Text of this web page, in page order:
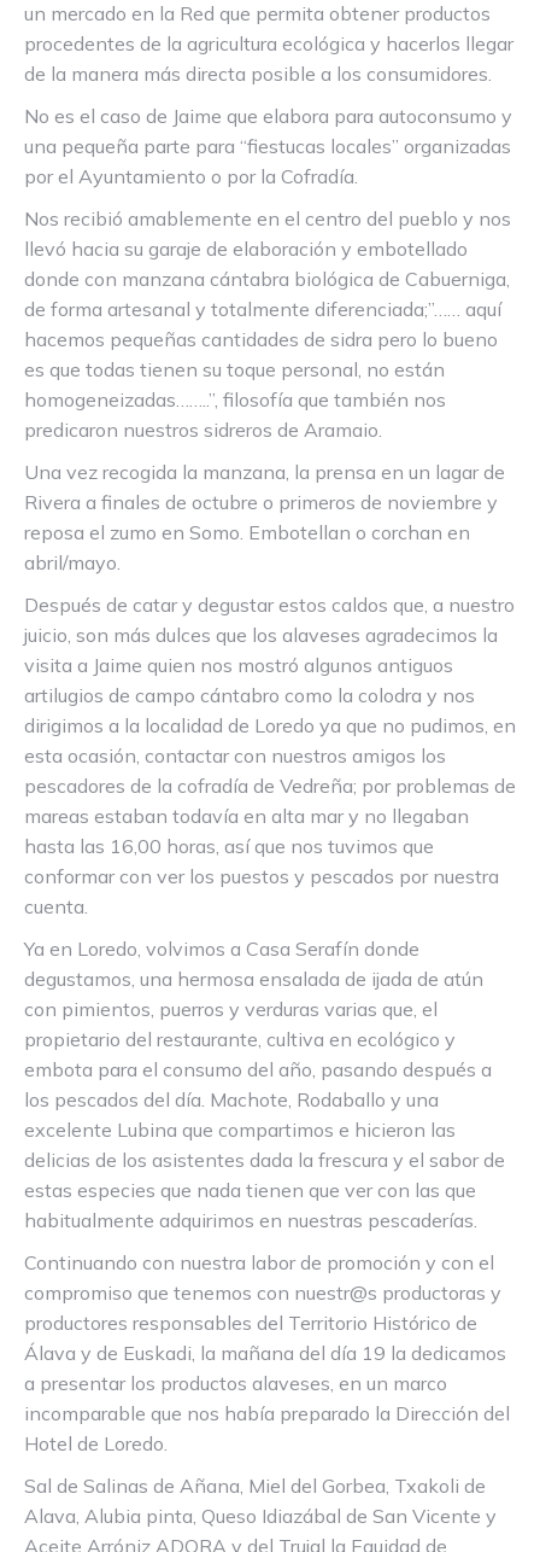
un mercado en la Red que permita obtener productos
procedentes de la agricultura ecológica y hacerlos llegar
de la manera más directa posible a los consumidores.
No es el caso de Jaime que elabora para autoconsumo y
una pequeña parte para “fiestucas locales” organizadas
por el Ayuntamiento o por la Cofradía.
Nos recibió amablemente en el centro del pueblo y nos
llevó hacia su garaje de elaboración y embotellado
donde con manzana cántabra biológica de Cabuerniga,
de forma artesanal y totalmente diferenciada;”…… aquí
hacemos pequeñas cantidades de sidra pero lo bueno
es que todas tienen su toque personal, no están
homogeneizadas……..”, filosofía que también nos
predicaron nuestros sidreros de Aramaio.
Una vez recogida la manzana, la prensa en un lagar de
Rivera a finales de octubre o primeros de noviembre y
reposa el zumo en Somo. Embotellan o corchan en
abril/mayo.
Después de catar y degustar estos caldos que, a nuestro
juicio, son más dulces que los alaveses agradecimos la
visita a Jaime quien nos mostró algunos antiguos
artilugios de campo cántabro como la colodra y nos
dirigimos a la localidad de Loredo ya que no pudimos, en
esta ocasión, contactar con nuestros amigos los
pescadores de la cofradía de Vedreña; por problemas de
mareas estaban todavía en alta mar y no llegaban
hasta las 16,00 horas, así que nos tuvimos que
conformar con ver los puestos y pescados por nuestra
cuenta.
Ya en Loredo, volvimos a Casa Serafín donde
degustamos, una hermosa ensalada de ijada de atún
con pimientos, puerros y verduras varias que, el
propietario del restaurante, cultiva en ecológico y
embota para el consumo del año, pasando después a
los pescados del día. Machote, Rodaballo y una
excelente Lubina que compartimos e hicieron las
delicias de los asistentes dada la frescura y el sabor de
estas especies que nada tienen que ver con las que
habitualmente adquirimos en nuestras pescaderías.
Continuando con nuestra labor de promoción y con el
compromiso que tenemos con nuestr@s productoras y
productores responsables del Territorio Histórico de
Álava y de Euskadi, la mañana del día 19 la dedicamos
a presentar los productos alaveses, en un marco
incomparable que nos había preparado la Dirección del
Hotel de Loredo.
Sal de Salinas de Añana, Miel del Gorbea, Txakoli de
Alava, Alubia pinta, Queso Idiazábal de San Vicente y
Aceite Arróniz ADORA y del Trujal la Equidad de